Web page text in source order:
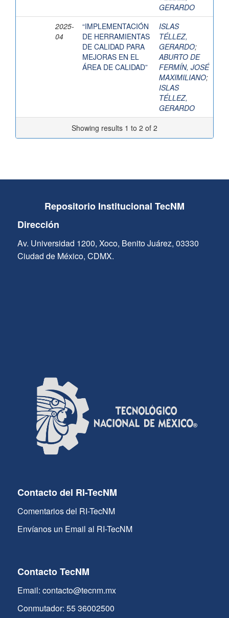
GERARDO
2025-
04
“IMPLEMENTACIÓN
DE HERRAMIENTAS
DE CALIDAD PARA
MEJORAS EN EL
ÁREA DE CALIDAD”
ISLAS
TÉLLEZ,
GERARDO;
ABURTO DE
FERMÍN, JOSÉ
MAXIMILIANO;
ISLAS
TÉLLEZ,
GERARDO
Showing results 1 to 2 of 2
Repositorio Institucional TecNM
Dirección
Av. Universidad 1200, Xoco, Benito Juárez, 03330
Ciudad de México, CDMX.
Contacto del RI-TecNM
Comentarios del RI-TecNM
Envíanos un Email al RI-TecNM
Contacto TecNM
Email: contacto@tecnm.mx
Conmutador: 55 36002500